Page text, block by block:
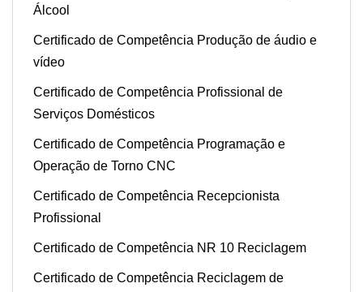
Álcool
Certificado de Competência Produção de áudio e
vídeo
Certificado de Competência Profissional de
Serviços Domésticos
Certificado de Competência Programação e
Operação de Torno CNC
Certificado de Competência Recepcionista
Profissional
Certificado de Competência NR 10 Reciclagem
Certificado de Competência Reciclagem de